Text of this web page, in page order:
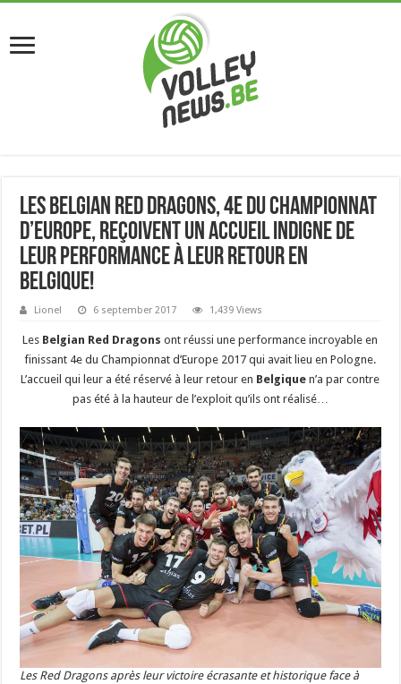
Les Belgian Red Dragons, 4e du Championnat
d’Europe, reçoivent un accueil indigne de
leur performance à leur retour en
Belgique!
Lionel 6 september 2017 1,439 Views
Les Belgian Red Dragons ont réussi une performance incroyable en
finissant 4e du Championnat d’Europe 2017 qui avait lieu en Pologne.
L’accueil qui leur a été réservé à leur retour en Belgique n’a par contre
pas été à la hauteur de l’exploit qu’ils ont réalisé…
Les Red Dragons après leur victoire écrasante et historique face à